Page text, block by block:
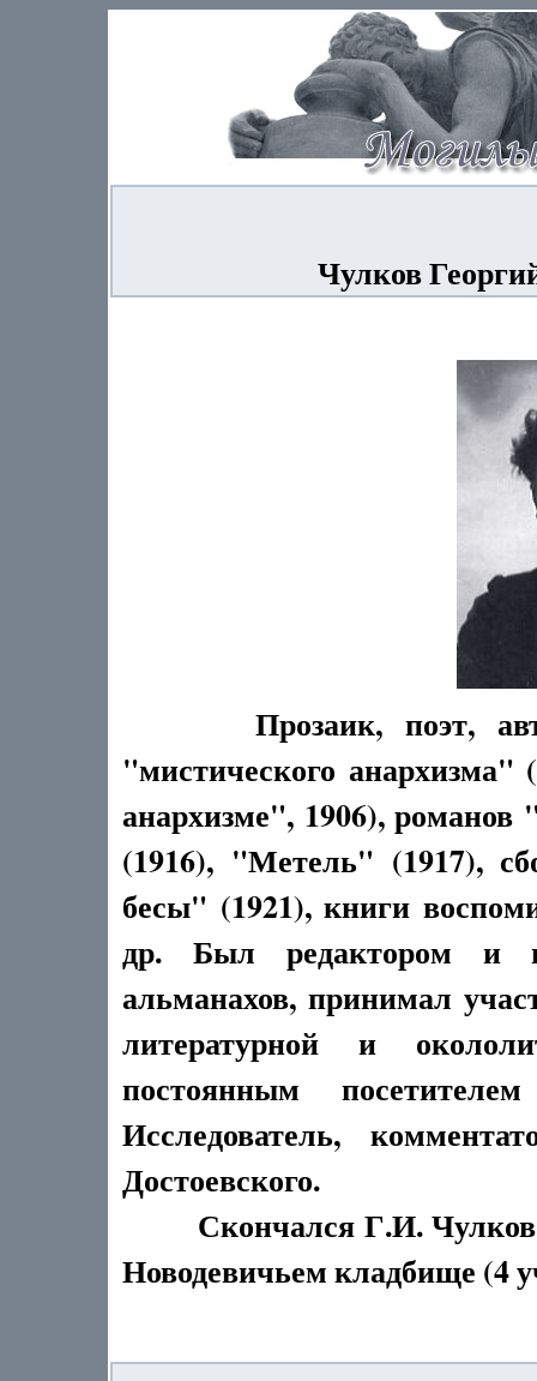
Чулков
Прозаик, поэт,
"мистического
анархизме", 1906),
(1916), "Метель" (1917),
бесы" (1921), книги
др. Был редактором и
альманахов, принимал
литературной и
постоянным
Исследователь,
Достоевского.
Скончался Г.И. Чулков в
Новодевичьем кладбище (4